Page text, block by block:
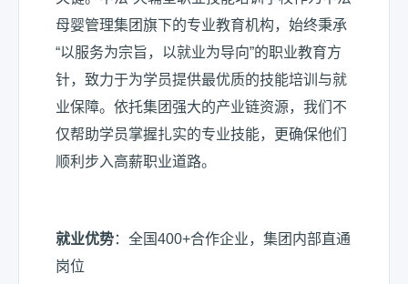
母婴管理集团旗下的专业教育机构，始终秉承
“以服务为宗旨，以就业为导向”的职业教育方
针，致力于为学员提供最优质的技能培训与就
业保障。依托集团强大的产业链资源，我们不
仅帮助学员掌握扎实的专业技能，更确保他们
顺利步入高薪职业道路。
就业优势：全国400+合作企业，集团内部直通
岗位